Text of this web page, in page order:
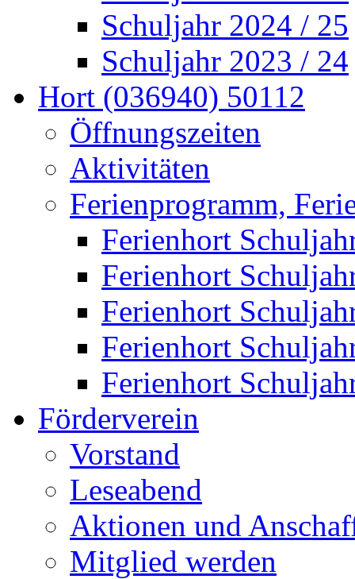
Schuljahr 2024 / 25
Schuljahr 2023 / 24
Hort (036940) 50112
Öffnungszeiten
Aktivitäten
Ferienprogramm,
Ferienhort
Ferienhort
Ferienhort
Ferienhort
Ferienhort
Förderverein
Vorstand
Leseabend
Aktionen und
Mitglied werden